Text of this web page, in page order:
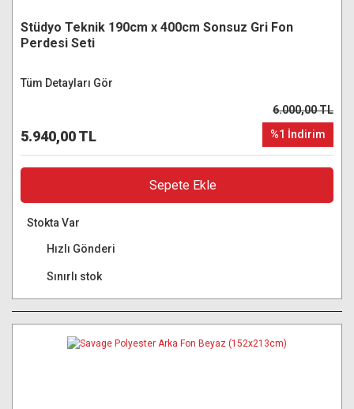
Stüdyo Teknik 190cm x 400cm Sonsuz Gri Fon
Perdesi Seti
Tüm Detayları Gör
5.940,00 TL
6.000,00 TL
%1 İndirim
Sepete Ekle
Stokta Var
Hızlı Gönderi
Sınırlı stok